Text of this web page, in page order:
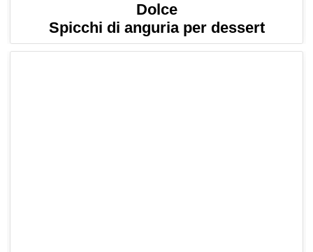
Dolce
Spicchi di anguria per dessert